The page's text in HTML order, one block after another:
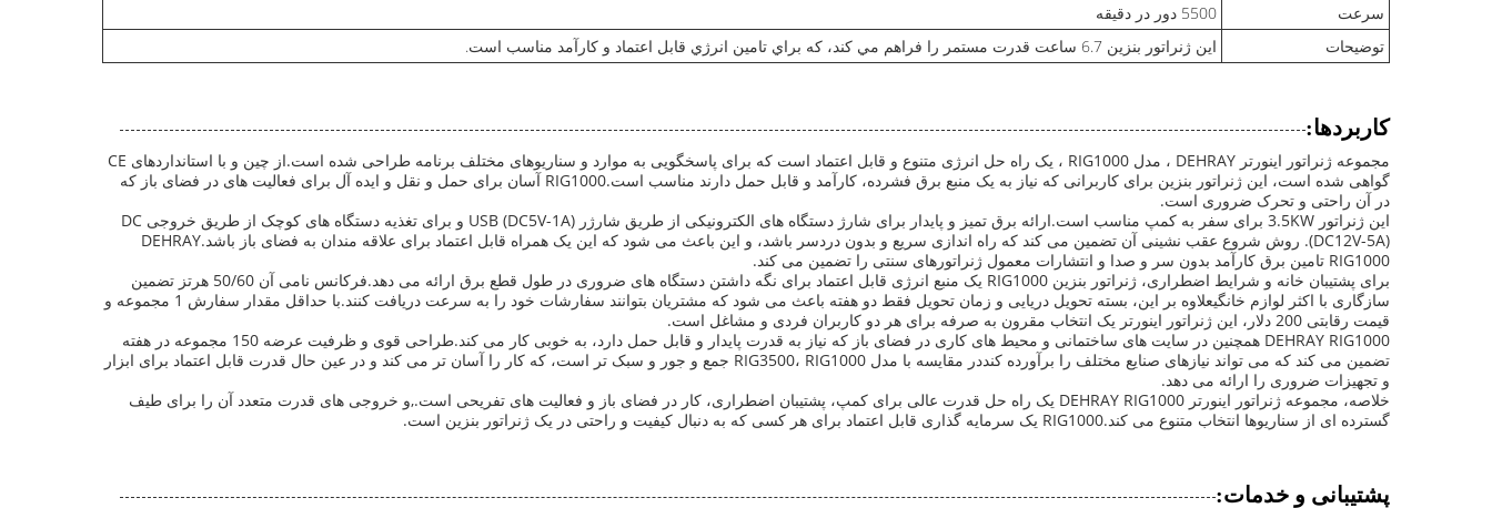
سرعت
5500 دور در دقیقه
توضیحات
اين ژنراتور بنزين 6.7 ساعت قدرت مستمر را فراهم مي کند، که براي تامين انرژي قابل اعتماد و کارآمد مناسب است.
کاربردها:
مجموعه ژنراتور اینورتر DEHRAY ، مدل RIG1000 ، یک راه حل انرژی متنوع و قابل اعتماد است که برای پاسخگویی به موارد و سناریوهای مختلف برنامه طراحی شده است.از چین و با استانداردهای CE
گواهی شده است، این ژنراتور بنزین برای کاربرانی که نیاز به یک منبع برق فشرده، کارآمد و قابل حمل دارند مناسب است.RIG1000 آسان برای حمل و نقل و ایده آل برای فعالیت های در فضای باز که
در آن راحتی و تحرک ضروری است.
این ژنراتور 3.5KW برای سفر به کمپ مناسب است.ارائه برق تمیز و پایدار برای شارژ دستگاه های الکترونیکی از طریق شارژر USB (DC5V-1A) و برای تغذیه دستگاه های کوچک از طریق خروجی DC
(DC12V-5A). روش شروع عقب نشینی آن تضمین می کند که راه اندازی سریع و بدون دردسر باشد، و این باعث می شود که این یک همراه قابل اعتماد برای علاقه مندان به فضای باز باشد.DEHRAY
RIG1000 تامین برق کارآمد بدون سر و صدا و انتشارات معمول ژنراتورهای سنتی را تضمین می کند.
برای پشتیبان خانه و شرایط اضطراری، ژنراتور بنزین RIG1000 یک منبع انرژی قابل اعتماد برای نگه داشتن دستگاه های ضروری در طول قطع برق ارائه می دهد.فرکانس نامی آن 50/60 هرتز تضمین
سازگاری با اکثر لوازم خانگیعلاوه بر این، بسته تحویل دریایی و زمان تحویل فقط دو هفته باعث می شود که مشتریان بتوانند سفارشات خود را به سرعت دریافت کنند.با حداقل مقدار سفارش 1 مجموعه و
قیمت رقابتی 200 دلار، این ژنراتور اینورتر یک انتخاب مقرون به صرفه برای هر دو کاربران فردی و مشاغل است.
DEHRAY RIG1000 همچنین در سایت های ساختمانی و محیط های کاری در فضای باز که نیاز به قدرت پایدار و قابل حمل دارد، به خوبی کار می کند.طراحی قوی و ظرفیت عرضه 150 مجموعه در هفته
تضمین می کند که می تواند نیازهای صنایع مختلف را برآورده کنددر مقایسه با مدل RIG3500، RIG1000 جمع و جور و سبک تر است، که کار را آسان تر می کند و در عین حال قدرت قابل اعتماد برای ابزار
و تجهیزات ضروری را ارائه می دهد.
خلاصه، مجموعه ژنراتور اینورتر DEHRAY RIG1000 یک راه حل قدرت عالی برای کمپ، پشتیبان اضطراری، کار در فضای باز و فعالیت های تفریحی است.,و خروجی های قدرت متعدد آن را برای طیف
گسترده ای از سناریوها انتخاب متنوع می کند.RIG1000 یک سرمایه گذاری قابل اعتماد برای هر کسی که به دنبال کیفیت و راحتی در یک ژنراتور بنزین است.
پشتیبانی و خدمات: